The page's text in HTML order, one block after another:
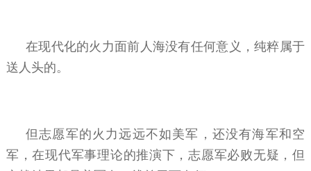
在现代化的火力面前人海没有任何意义，纯粹属于
送人头的。
但志愿军的火力远远不如美军，还没有海军和空
军，在现代军事理论的推演下，志愿军必败无疑，但